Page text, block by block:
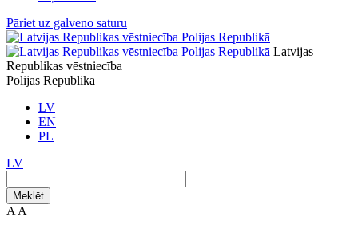
Pāriet uz galveno saturu
Latvijas
Republikas vēstniecība
Polijas Republikā
LV
EN
PL
LV
Meklēt
A A